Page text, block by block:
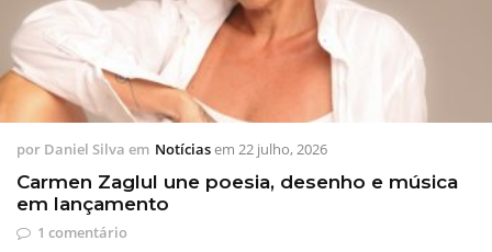
por Daniel Silva em Notíciasem 22 julho, 2026
Carmen Zaglul une poesia, desenho e música
em lançamento
1 comentário